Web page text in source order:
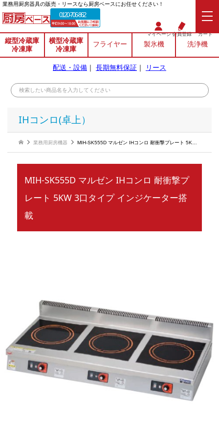
業務⽤厨房器具の販売・リースなら厨房ベースにお任せください！
0120-706-862
マイページ会員登録 カート
縦型冷蔵庫
冷凍庫
横型冷蔵庫
冷凍庫
フライヤー 製氷機 洗浄機
配送・設備 ｜ 長期無料保証 ｜ リース
IHコンロ(卓上）
業務用厨房機器 MIH-SK555D マルゼン IHコンロ 耐衝撃プレート 5KW 3口タイプ インジケーター搭載
MIH-SK555D マルゼン IHコンロ 耐衝撃プ
レート 5KW 3口タイプ インジケーター搭
載